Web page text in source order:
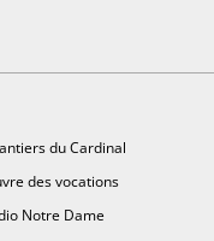
du Cardinal
des vocations
Notre Dame